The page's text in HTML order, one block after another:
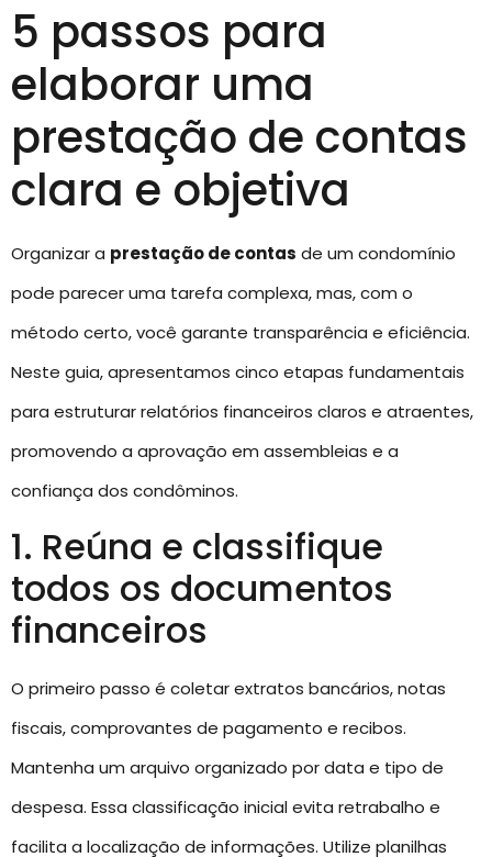
5 passos para
elaborar uma
prestação de contas
clara e objetiva
Organizar a prestação de contas de um condomínio
pode parecer uma tarefa complexa, mas, com o
método certo, você garante transparência e eficiência.
Neste guia, apresentamos cinco etapas fundamentais
para estruturar relatórios financeiros claros e atraentes,
promovendo a aprovação em assembleias e a
confiança dos condôminos.
1. Reúna e classifique
todos os documentos
financeiros
O primeiro passo é coletar extratos bancários, notas
fiscais, comprovantes de pagamento e recibos.
Mantenha um arquivo organizado por data e tipo de
despesa. Essa classificação inicial evita retrabalho e
facilita a localização de informações. Utilize planilhas